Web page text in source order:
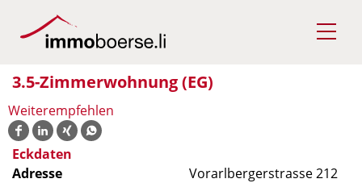
3.5-Zimmerwohnung (EG)
Weiterempfehlen
Eckdaten
Adresse
Vorarlbergerstrasse 212